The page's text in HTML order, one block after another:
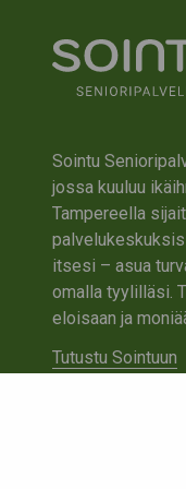
Sointu
jossa kuuluu
Tampereella
itsesi – asua
omalla tyylilläsi.
eloisaan ja
Tutustu Sointuun